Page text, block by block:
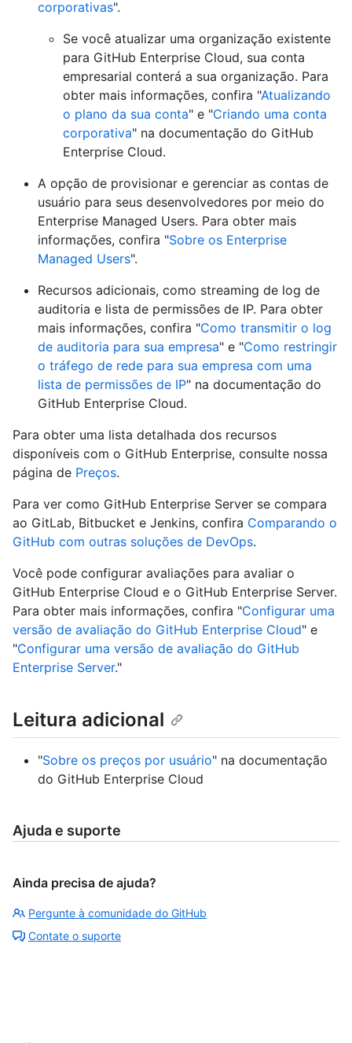
corporativas".
Se você atualizar uma organização existente
para GitHub Enterprise Cloud, sua conta
empresarial conterá a sua organização. Para
obter mais informações, confira "Atualizando
o plano da sua conta" e "Criando uma conta
corporativa" na documentação do GitHub
Enterprise Cloud.
A opção de provisionar e gerenciar as contas de
usuário para seus desenvolvedores por meio do
Enterprise Managed Users. Para obter mais
informações, confira "Sobre os Enterprise
Managed Users".
Recursos adicionais, como streaming de log de
auditoria e lista de permissões de IP. Para obter
mais informações, confira "Como transmitir o log
de auditoria para sua empresa" e "Como restringir
o tráfego de rede para sua empresa com uma
lista de permissões de IP" na documentação do
GitHub Enterprise Cloud.
Para obter uma lista detalhada dos recursos
disponíveis com o GitHub Enterprise, consulte nossa
página de Preços.
Para ver como GitHub Enterprise Server se compara
ao GitLab, Bitbucket e Jenkins, confira Comparando o
GitHub com outras soluções de DevOps.
Você pode configurar avaliações para avaliar o
GitHub Enterprise Cloud e o GitHub Enterprise Server.
Para obter mais informações, confira "Configurar uma
versão de avaliação do GitHub Enterprise Cloud" e
"Configurar uma versão de avaliação do GitHub
Enterprise Server."
Leitura adicional
"Sobre os preços por usuário" na documentação
do GitHub Enterprise Cloud
Ajuda e suporte
Ainda precisa de ajuda?
Pergunte à comunidade do GitHub
Contate o suporte